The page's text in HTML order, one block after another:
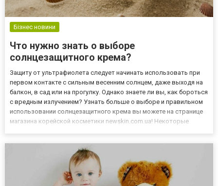
Бізнес новини
Что нужно знать о выборе
солнцезащитного крема?
Защиту от ультрафиолета следует начинать использовать при
первом контакте с сильным весенним солнцем, даже выходя на
балкон, в сад или на прогулку. Однако знаете ли вы, как бороться
с вредным излучением? Узнать больше о выборе и правильном
использовании солнцезащитного крема вы можете на странице
магазина корейской косметики newskin.com.ua! Некоторые